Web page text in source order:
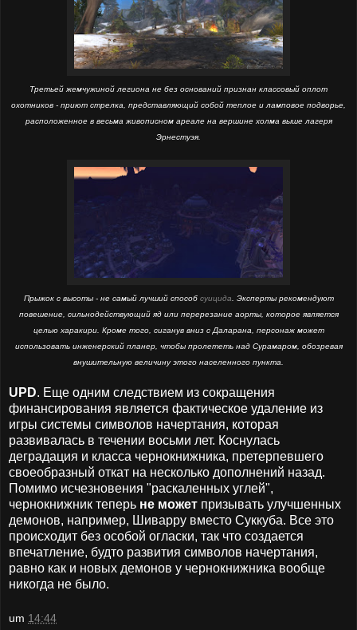
Третьей жемчужиной легиона не без оснований признан классовый оплот
охотников - приют стрелка, представляющий собой теплое и ламповое подворье,
расположенное в весьма живописном ареале на вершине холма выше лагеря
Эрнестуэя.
Прыжок с высоты - не самый лучший способ суицида . Эксперты рекомендуют
повешение, сильнодействующий яд или перерезание аорты, которое является
целью харакири. Кроме того, сиганув вниз с Даларана, персонаж может
использовать инженерский планер, чтобы пролететь над Сурамаром, обозревая
внушительную величину этого населенного пункта.
UPD. Еще одним следствием из сокращения
финансирования является фактическое удаление из
игры системы символов начертания, которая
развивалась в течении восьми лет. Коснулась
деградация и класса чернокнижника, претерпевшего
своеобразный откат на несколько дополнений назад.
Помимо исчезновения "раскаленных углей",
чернокнижник теперь не может призывать улучшенных
демонов, например, Шиварру вместо Суккуба. Все это
происходит без особой огласки, так что создается
впечатление, будто развития символов начертания,
равно как и новых демонов у чернокнижника вообще
никогда не было.
um 14:44